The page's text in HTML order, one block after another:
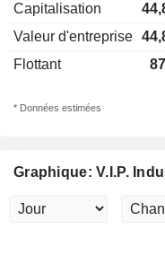
Capitalisation
Valeur d'entreprise
Flottant
* Données estimées
Graphique: V.I.P.